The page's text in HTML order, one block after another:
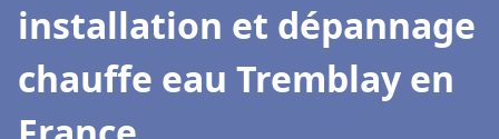
installation et dépannage
chauffe eau Tremblay en